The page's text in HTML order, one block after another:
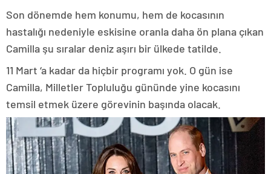
Son dönemde hem konumu, hem de kocasının
hastalığı nedeniyle eskisine oranla daha ön plana çıkan
Camilla şu sıralar deniz aşırı bir ülkede tatilde.
11 Mart ‘a kadar da hiçbir programı yok. O gün ise
Camilla, Milletler Topluluğu gününde yine kocasını
temsil etmek üzere görevinin başında olacak.